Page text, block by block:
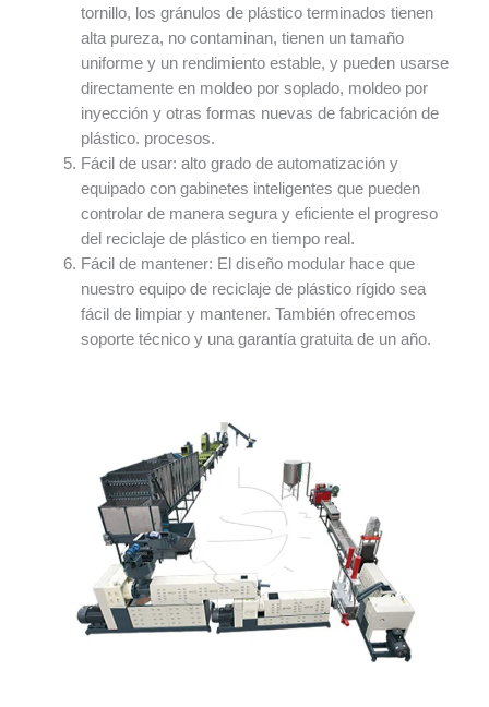
tornillo, los gránulos de plástico terminados tienen
alta pureza, no contaminan, tienen un tamaño
uniforme y un rendimiento estable, y pueden usarse
directamente en moldeo por soplado, moldeo por
inyección y otras formas nuevas de fabricación de
plástico. procesos.
Fácil de usar: alto grado de automatización y
equipado con gabinetes inteligentes que pueden
controlar de manera segura y eficiente el progreso
del reciclaje de plástico en tiempo real.
Fácil de mantener: El diseño modular hace que
nuestro equipo de reciclaje de plástico rígido sea
fácil de limpiar y mantener. También ofrecemos
soporte técnico y una garantía gratuita de un año.